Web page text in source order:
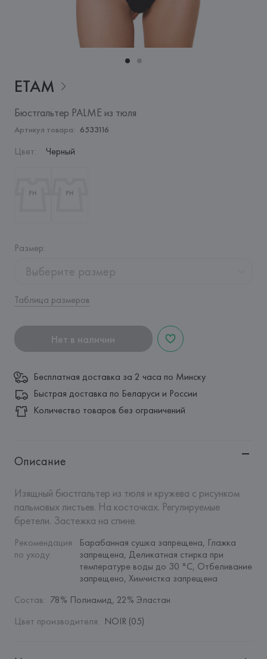
ETAM
Бюстгальтер PALME из тюля
Артикул товара: 6533116
Цвет: Черный
Размер:
Выберите размер
Таблица размеров
Нет в наличии
Бесплатная доставка за 2 часа по Минску
Быстрая доставка по Беларуси и России
Количество товаров без ограничений
Описание
Изящный бюстгальтер из тюля и кружева с рисунком
пальмовых листьев. На косточках. Регулируемые
бретели. Застежка на спине.
Рекомендация
по уходу:
Барабанная сушка запрещена, Глажка
запрещена, Деликатная стирка при
температуре воды до 30 °C, Отбеливание
запрещено, Химчистка запрещена
Состав: 78% Полиамид, 22% Эластан
Цвет производителя: NOIR (05)